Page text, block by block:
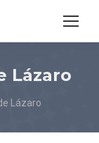
Lázaro
Lázaro